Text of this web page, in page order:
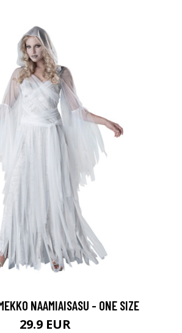
NAAMIAISASU - ONE SIZE
29.9 EUR